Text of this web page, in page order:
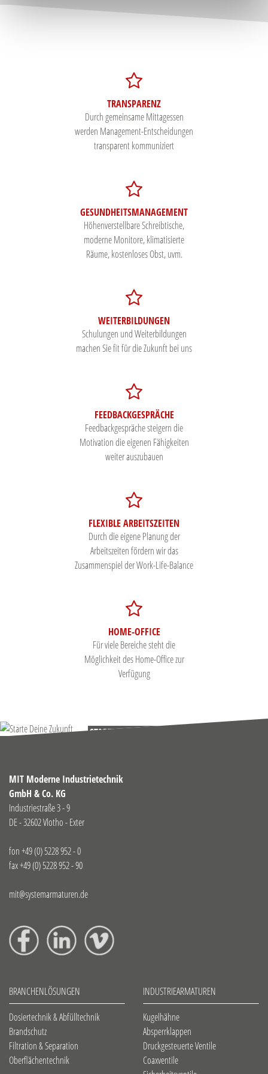
TRANSPARENZ
Durch gemeinsame Mittagessen
werden Management-Entscheidungen
transparent kommuniziert
GESUNDHEITSMANAGEMENT
Höhenverstellbare Schreibtische,
moderne Monitore, klimatisierte
Räume, kostenloses Obst, uvm.
WEITERBILDUNGEN
Schulungen und Weiterbildungen
machen Sie fit für die Zukunft bei uns
FEEDBACKGESPRÄCHE
Feedbackgespräche steigern die
Motivation die eigenen Fähigkeiten
weiter auszubauen
FLEXIBLE ARBEITSZEITEN
Durch die eigene Planung der
Arbeitszeiten fördern wir das
Zusammenspiel der Work-Life-Balance
HOME-OFFICE
Für viele Bereiche steht die
Möglichkeit des Home-Office zur
Verfügung
STARTE DEINE ZUKUNFT
MIT Moderne Industrietechnik
GmbH & Co. KG
Industriestraße 3 - 9
DE - 32602 Vlotho - Exter
fon+49 (0) 5228 952 - 0
fax +49 (0) 5228 952 - 90
mit@systemarmaturen.de
BRANCHENLÖSUNGEN
Dosiertechnik & Abfülltechnik
Brandschutz
Filtration & Separation
Oberflächentechnik
INDUSTRIEARMATUREN
Kugelhähne
Absperrklappen
Druckgesteuerte Ventile
Coaxventile